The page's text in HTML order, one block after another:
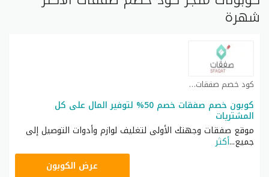
شهرة
كود خصم صفقات كوبون
كوبون خصم صفقات خصم 50% لتوفير المال على كل
المشتريات
موقع صفقات وجهتك الأولى لتغليف لوازم وأدوات التوصيل إلى
جميع...أكثر
SFAQAT50عرض الكوبون